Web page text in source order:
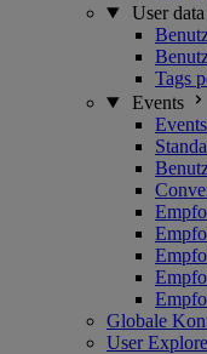
User
Tags
Events
Globale
User